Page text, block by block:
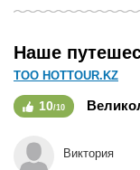
Все время
Короче - 13 дней не
за полгода. Никому
Мне нравится 0
Наше
ТОО HOTTOUR.KZ
10/10
Виктория